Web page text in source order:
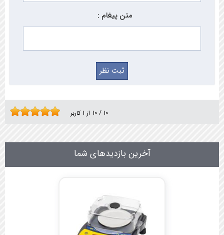
متن پیغام :
10 / 10 از 1کاربر
آخرین بازدیدهای شما